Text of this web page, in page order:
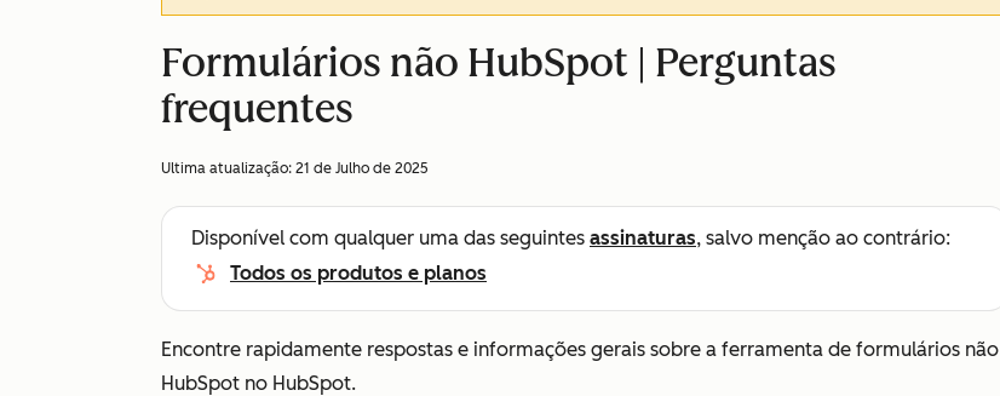
Formulários não HubSpot | Perguntas
frequentes
Ultima atualização: 21 de Julho de 2025
Disponível com qualquer uma das seguintes assinaturas, salvo menção ao contrário:
Todos os produtos e planos
Encontre rapidamente respostas e informações gerais sobre a ferramenta de formulários não
HubSpot no HubSpot.